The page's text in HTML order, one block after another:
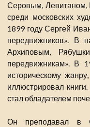
Серовым,
среди московских
1899 году Сергей
передвижников». В
Архиповым,
передвижникам». В
историческому
иллюстрировал
стал обладателем
Он преподавал в